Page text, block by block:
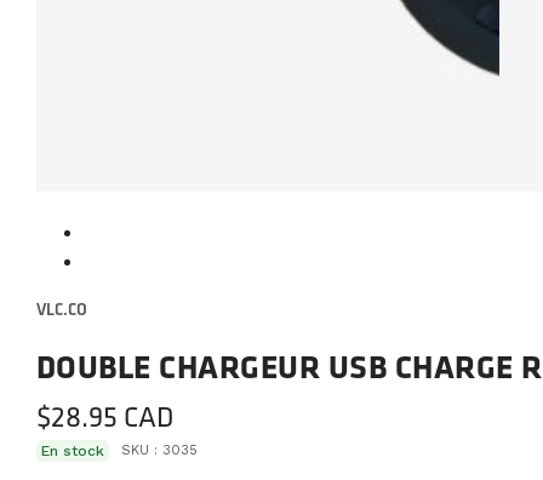
VLC.CO
DOUBLE CHARGEUR USB
$28.95
En stock SKU : 3035